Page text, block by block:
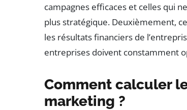
campagnes efficaces et celles qui
plus stratégique. Deuxièmement,
les résultats financiers de
entreprises doivent constamment
Comment calculer
marketing ?